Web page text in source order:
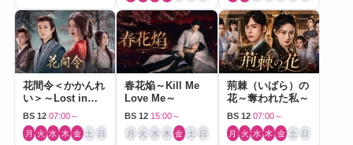
花間令＜かかんれ
い＞～Lost in
Love～
BS 12 07:00～
月 火 水 木 金 土 日
春花焔～Kill Me
Love Me～
BS 12 15:00～
月 火 水 木 金 土 日
荊棘（いばら）の
花～奪われた私～
BS 12 07:00～
月 火 水 木 金 土 日